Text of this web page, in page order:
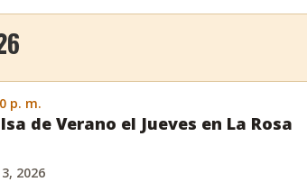
p. m.
de Verano el Jueves en La Rosa
2026